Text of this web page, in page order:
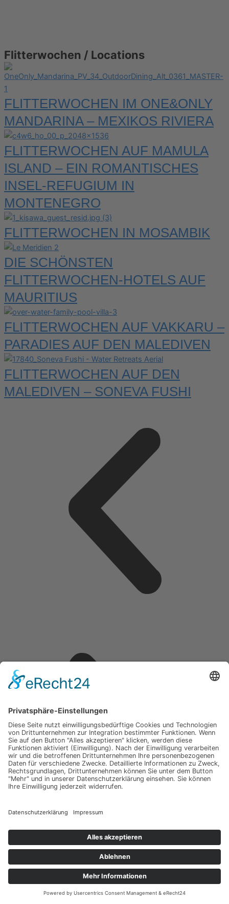
Flitterwochen / Locations
FLITTERWOCHEN IM ONE&ONLY
MANDARINA – MEXIKOS RIVIERA
FLITTERWOCHEN AUF MAMULA
ISLAND – EIN ROMANTISCHES
INSEL-REFUGIUM IN
MONTENEGRO
FLITTERWOCHEN IN MOSAMBIK
DIE SCHÖNSTEN
FLITTERWOCHEN-HOTELS AUF
MAURITIUS
FLITTERWOCHEN AUF VAKKARU –
PARADIES AUF DEN MALEDIVEN
FLITTERWOCHEN AUF DEN
MALEDIVEN – SONEVA FUSHI
Hochzeitsguide - Dein Hochzeitsblog
Heiraten in den Weinbergen? Das Ja-Wort direkt an der Küste